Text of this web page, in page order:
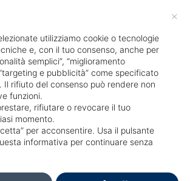
SailPortal 8.5.1 build 18
di accessibilità
×
utilizziamo cookie o tecnologie
e, con il tuo consenso, anche per
semplici”, “miglioramento
e pubblicità” come specificato
. Il rifiuto del consenso può rendere non
funzioni.
rifiutare o revocare il tuo
momento.
per acconsentire. Usa il pulsante
informativa per continuare senza